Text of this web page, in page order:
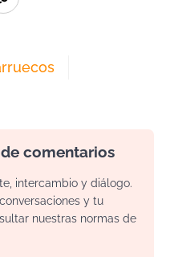
comentarios
intercambio y diálogo.
y tu
nuestras normas de